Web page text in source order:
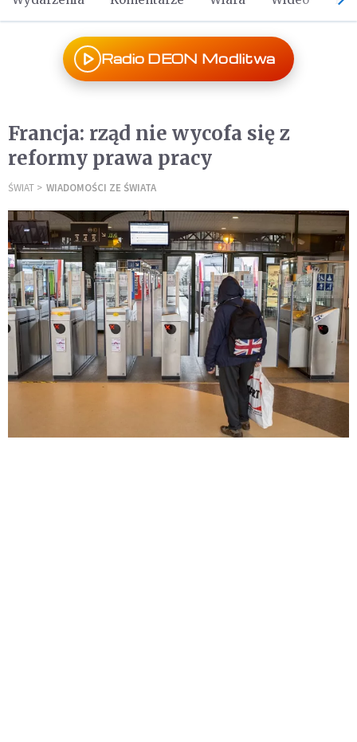
Radio DEON Modlitwa
Francja: rząd nie wycofa się z
reformy prawa pracy
ŚWIAT WIADOMOŚCI ZE ŚWIATA